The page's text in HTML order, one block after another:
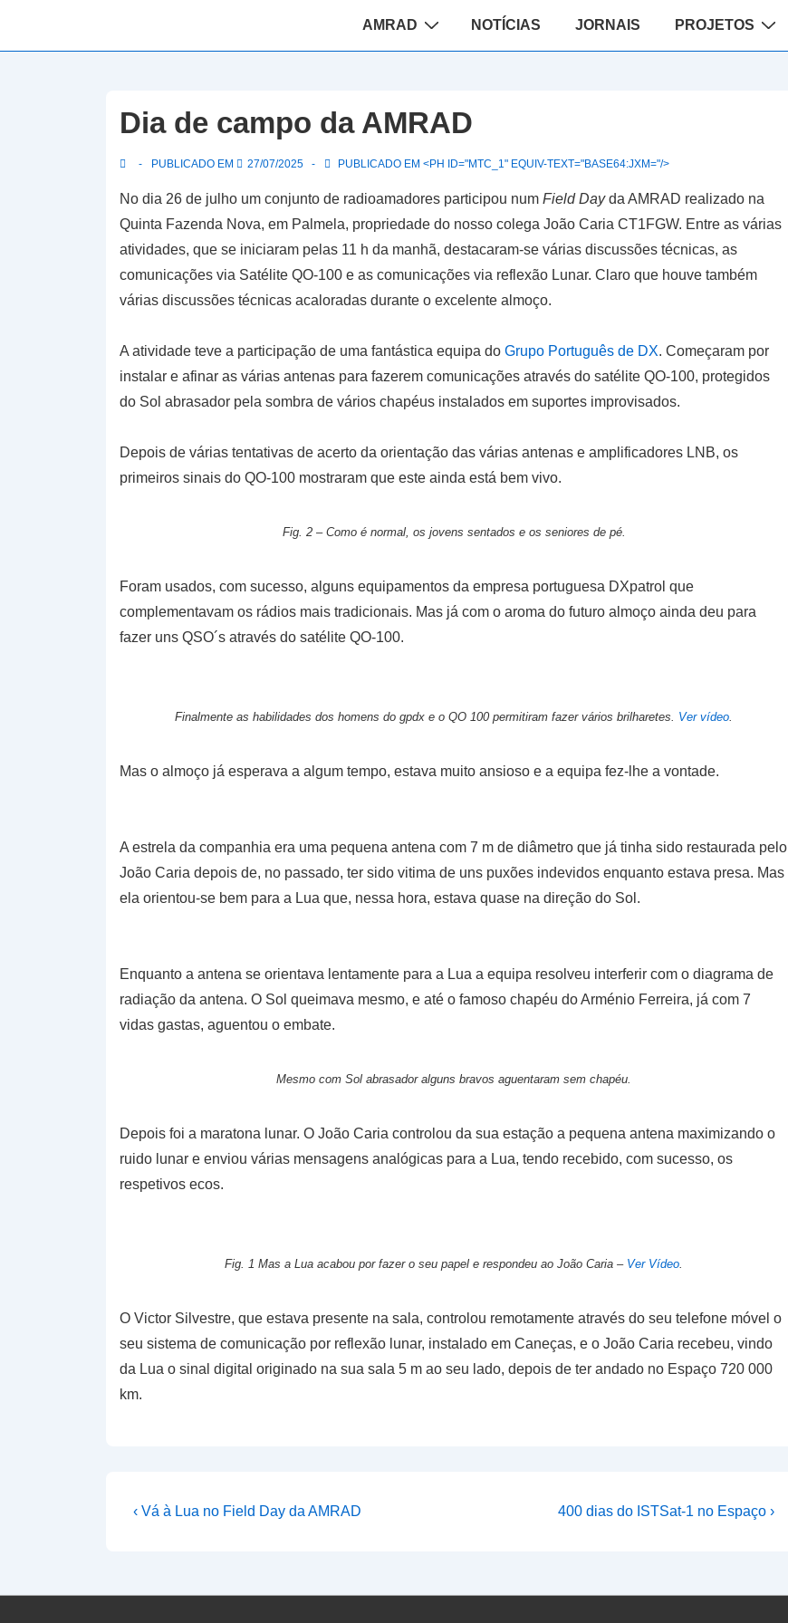
Navegação
AMRAD NOTÍCIAS JORNAIS PROJETOS
Dia de campo da AMRAD
PUBLICADO EM 27/07/2025 PUBLICADO EM <PH ID="MTC_1" EQUIV-TEXT="BASE64:JXM="/>
No dia 26 de julho um conjunto de radioamadores participou num Field Dayda AMRAD realizado na
Quinta Fazenda Nova, em Palmela, propriedade do nosso colega João Caria CT1FGW. Entre as várias
atividades, que se iniciaram pelas 11 h da manhã, destacaram-se várias discussões técnicas, as
comunicações via Satélite QO-100 e as comunicações via reflexão Lunar. Claro que houve também
várias discussões técnicas acaloradas durante o excelente almoço.
A atividade teve a participação de uma fantástica equipa do Grupo Português de DX. Começaram por
instalar e afinar as várias antenas para fazerem comunicações através do satélite QO-100, protegidos
do Sol abrasador pela sombra de vários chapéus instalados em suportes improvisados.
Depois de várias tentativas de acerto da orientação das várias antenas e amplificadores LNB, os
primeiros sinais do QO-100 mostraram que este ainda está bem vivo.
Fig. 2 – Como é normal, os jovens sentados e os seniores de pé.
Foram usados, com sucesso, alguns equipamentos da empresa portuguesa DXpatrol que
complementavam os rádios mais tradicionais. Mas já com o aroma do futuro almoço ainda deu para
fazer uns QSO´s através do satélite QO-100.
Finalmente as habilidades dos homens do gpdx e o QO 100 permitiram fazer vários brilharetes. Ver vídeo.
Mas o almoço já esperava a algum tempo, estava muito ansioso e a equipa fez-lhe a vontade.
A estrela da companhia era uma pequena antena com 7 m de diâmetro que já tinha sido restaurada pelo
João Caria depois de, no passado, ter sido vitima de uns puxões indevidos enquanto estava presa. Mas
ela orientou-se bem para a Lua que, nessa hora, estava quase na direção do Sol.
Enquanto a antena se orientava lentamente para a Lua a equipa resolveu interferir com o diagrama de
radiação da antena. O Sol queimava mesmo, e até o famoso chapéu do Arménio Ferreira, já com 7
vidas gastas, aguentou o embate.
Mesmo com Sol abrasador alguns bravos aguentaram sem chapéu.
Depois foi a maratona lunar. O João Caria controlou da sua estação a pequena antena maximizando o
ruido lunar e enviou várias mensagens analógicas para a Lua, tendo recebido, com sucesso, os
respetivos ecos.
Fig. 1 Mas a Lua acabou por fazer o seu papel e respondeu ao João Caria – Ver Vídeo.
O Victor Silvestre, que estava presente na sala, controlou remotamente através do seu telefone móvel o
seu sistema de comunicação por reflexão lunar, instalado em Caneças, e o João Caria recebeu, vindo
da Lua o sinal digital originado na sua sala 5 m ao seu lado, depois de ter andado no Espaço 720 000
km.
Navegação
Previous
‹ Vá à Lua no Field Day da AMRAD
Next
400 dias do ISTSat-1 no Espaço ›